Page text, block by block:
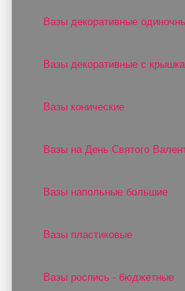
Вазы декоративные
Вазы декоративные с
Вазы конические
Вазы на День Святого
Вазы напольные большие
Вазы пластиковые
Вазы роспись - бюджетные